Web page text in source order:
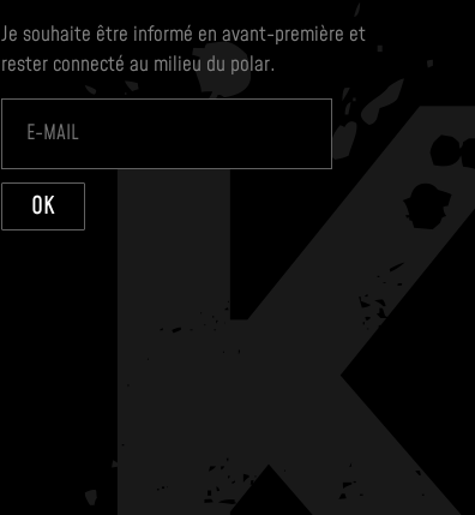
Je souhaite être informé en avant-première et
rester connecté au milieu du polar.
OK